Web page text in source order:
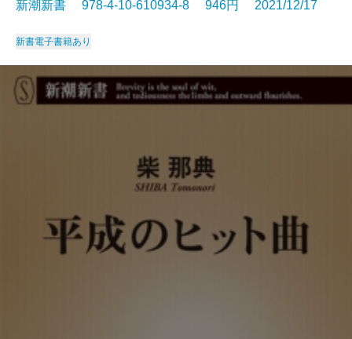
新潮新書 978-4-10-610934-8 946円 2021/12/17
新書電子書籍あり